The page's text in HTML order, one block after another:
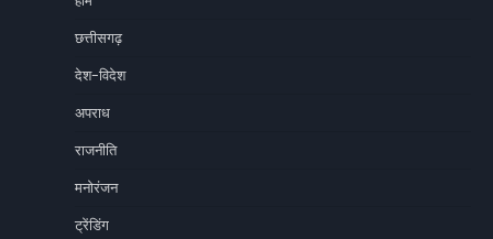
छत्तीसगढ़
देश-विदेश
अपराध
राजनीति
मनोरंजन
ट्रेंडिंग